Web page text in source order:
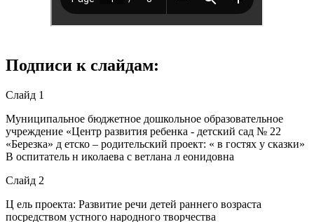
Подписи к слайдам:
Слайд 1
Муниципальное бюджетное дошкольное образовательное
учреждение «Центр развития ребенка - детский сад № 22
«Березка» д етско – родительский проект: « в гостях у сказки»
В оспитатель н иколаева с ветлана л еонидовна
Слайд 2
Ц ель проекта: Развитие речи детей раннего возраста
посредством устного народного творчества